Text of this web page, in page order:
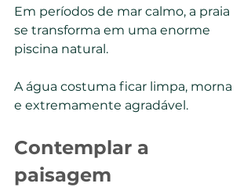
Em períodos de mar calmo, a praia
se transforma em uma enorme
piscina natural.
A água costuma ficar limpa, morna
e extremamente agradável.
Contemplar a
paisagem